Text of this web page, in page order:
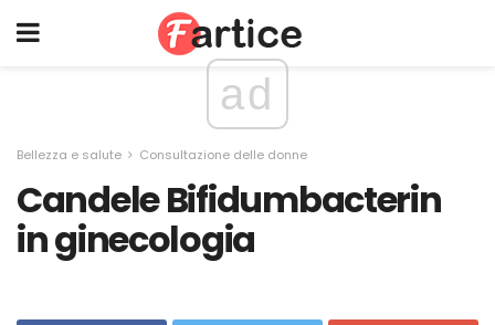
ad
Bellezza e salute Consultazione delle donne
Candele Bifidumbacterin
in ginecologia